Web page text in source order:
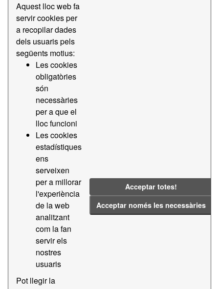
Aquest lloc web fa
servir cookies per
a recopilar dades
dels usuaris pels
següents motius:
Les cookies
obligatòries
són
necessàries
per a que el
lloc funcioni
Les cookies
estadístiques
ens
serveixen
per a millorar
l'experiència
de la web
analitzant
com la fan
servir els
nostres
usuaris
Pot llegir la
Acceptar totes!
Acceptar només les necessàries
Order by
2 conjunts de dades trobats
Licenses:
Transparencia i Licitacions APB
CSV
Tags:
2022
Filter Results
Transparencia - Contractes menors
Dades de transparencia - Contractes menors
PDF
Transparencia - Contractes majors
Dades de transparencia - Contractes majors